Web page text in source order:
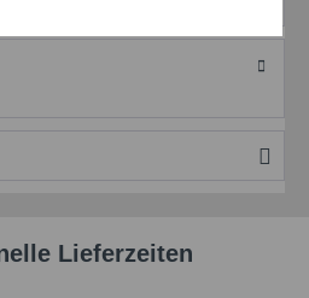
Lieferzeiten